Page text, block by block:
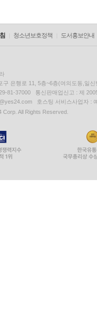
청소년보호정책 도서홍보안내
구 은행로 11, 5층~6층(여의도동,일신
81-37000 통신판매업신고 : 제
호스팅 서비스사업자 :
All Rights Reserved.